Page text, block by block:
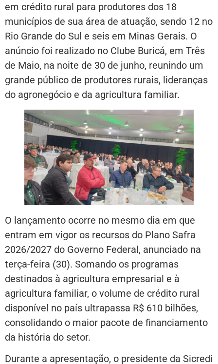
em crédito rural para produtores dos 18
municípios de sua área de atuação, sendo 12 no
Rio Grande do Sul e seis em Minas Gerais. O
anúncio foi realizado no Clube Buricá, em Três
de Maio, na noite de 30 de junho, reunindo um
grande público de produtores rurais, lideranças
do agronegócio e da agricultura familiar.
O lançamento ocorre no mesmo dia em que
entram em vigor os recursos do Plano Safra
2026/2027 do Governo Federal, anunciado na
terça-feira (30). Somando os programas
destinados à agricultura empresarial e à
agricultura familiar, o volume de crédito rural
disponível no país ultrapassa R$ 610 bilhões,
consolidando o maior pacote de financiamento
da história do setor.
Durante a apresentação, o presidente da Sicredi